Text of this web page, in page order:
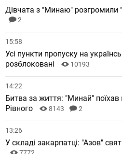
Дівчата з "Минаю" розгромили
2
15:58
Усі пункти пропуску на
розблоковані
10193
14:22
Битва за життя: "Минай" поїхав
Рівного
8143 2
13:26
У складі закарпатці: "Азов"
7772